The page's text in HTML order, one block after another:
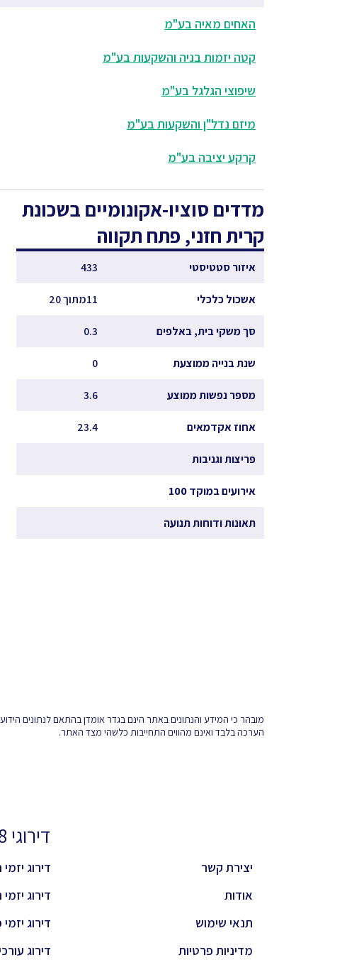
האחים מאיה בע"מ
קטה יזמות בניה והשקעות בע"מ
שיפוצי הגלגל בע"מ
מיזם נדל"ן והשקעות בע"מ
קרקע יציבה בע"מ
מדדים סוציו-אקונומיים בשכונת
קרית חזני, פתח תקווה
איזור סטטיסטי 433
אשכול כלכלי 11מתוך 20
סך משקי בית, באלפים 0.3
שנת בנייה ממוצעת 0
מספר נפשות ממוצע 3.6
אחוז אקדמאים 23.4
פריצות וגניבות
אירועים במוקד 100
תאונות ודוחות תנועה
מובהר כי המידע והנתונים באתר הינם בגדר אומדן בהתאם לנתונים
הערכה בלבד ואינם מהווים התחייבות כלשהי מצד האתר.
יצירת קשר
אודות
תנאי שימוש
מדיניות פרטיות
דירוגי 2018
דירוג יזמי
דירוג יזמי
דירוג יזמי
דירוג